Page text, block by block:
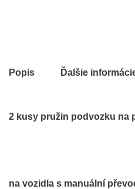
Popis Ďalšie
2 kusy pružin podvozku na
na vozidla s manuální